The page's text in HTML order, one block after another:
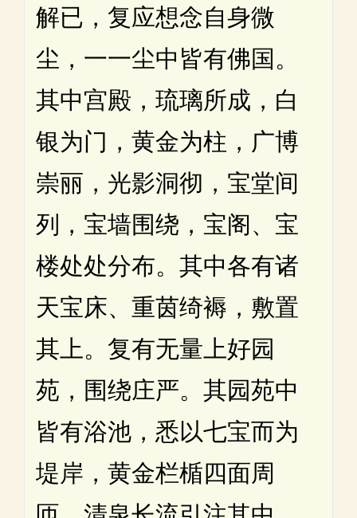
解已，复应想念自身微
尘，一一尘中皆有佛国。
其中宫殿，琉璃所成，白
银为门，黄金为柱，广博
崇丽，光影洞彻，宝堂间
列，宝墙围绕，宝阁、宝
楼处处分布。其中各有诸
天宝床、重茵绮褥，敷置
其上。复有无量上好园
苑，围绕庄严。其园苑中
皆有浴池，悉以七宝而为
堤岸，黄金栏楯四面周